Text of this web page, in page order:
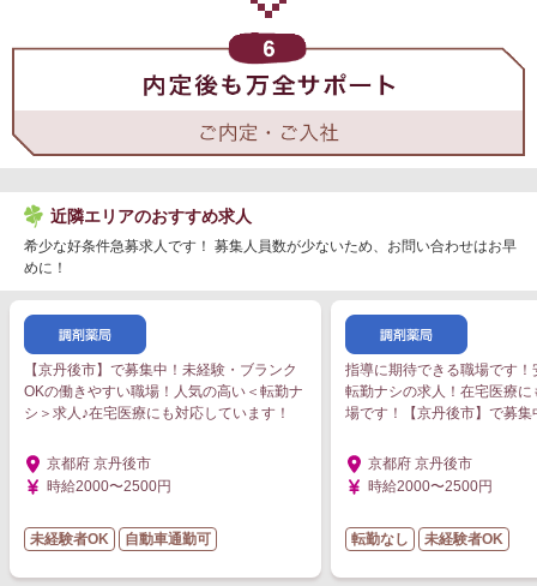
近隣エリアのおすすめ求人
希少な好条件急募求人です！ 募集人員数が少ないため、お問い合わせはお早
めに！
【京丹後市】で募集中！未経験・ブランク
OKの働きやすい職場！人気の高い＜転勤ナ
シ＞求人♪在宅医療にも対応しています！
京都府 京丹後市
時給2000〜2500円
未経験者OK 自動車通勤可
指導に期待できる職場です！
転勤ナシの求人！在宅医療に
場です！【京丹後市】で募集
京都府 京丹後市
時給2000〜2500円
転勤なし 未経験者OK